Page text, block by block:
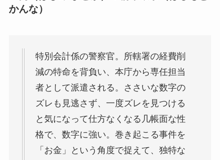
かんな）
特別会計係の警察官。所轄署の経費削
減の特命を背負い、本庁から専任担当
者として派遣される。ささいな数字の
ズレも見逃さず、一度ズレを見つける
と気になって仕方なくなる几帳面な性
格で、数字に強い。巻き起こる事件を
「お金」という角度で捉えて、独特な